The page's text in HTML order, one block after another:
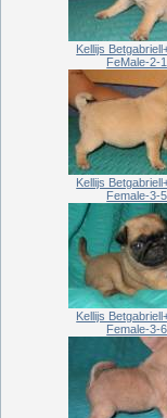
Kellijs
FeMale-2-1
Kellijs
Female-3-5
Kellijs
Female-3-6